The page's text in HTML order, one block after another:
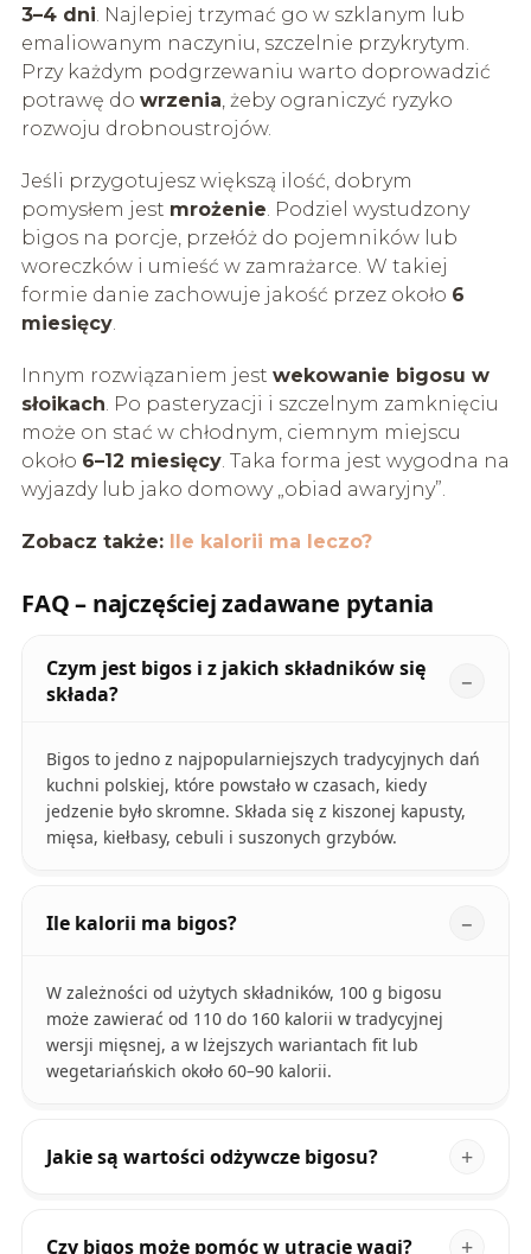
3–4 dni. Najlepiej trzymać go w szklanym lub
emaliowanym naczyniu, szczelnie przykrytym.
Przy każdym podgrzewaniu warto doprowadzić
potrawę do wrzenia, żeby ograniczyć ryzyko
rozwoju drobnoustrojów.
Jeśli przygotujesz większą ilość, dobrym
pomysłem jest mrożenie. Podziel wystudzony
bigos na porcje, przełóż do pojemników lub
woreczków i umieść w zamrażarce. W takiej
formie danie zachowuje jakość przez około 6
miesięcy.
Innym rozwiązaniem jest wekowanie bigosu w
słoikach. Po pasteryzacji i szczelnym zamknięciu
może on stać w chłodnym, ciemnym miejscu
około 6–12 miesięcy. Taka forma jest wygodna na
wyjazdy lub jako domowy „obiad awaryjny”.
Zobacz także: Ile kalorii ma leczo?
FAQ – najczęściej zadawane pytania
Czym jest bigos i z jakich składników się
składa?
Bigos to jedno z najpopularniejszych tradycyjnych dań
kuchni polskiej, które powstało w czasach, kiedy
jedzenie było skromne. Składa się z kiszonej kapusty,
mięsa, kiełbasy, cebuli i suszonych grzybów.
Ile kalorii ma bigos?
W zależności od użytych składników, 100 g bigosu
może zawierać od 110 do 160 kalorii w tradycyjnej
wersji mięsnej, a w lżejszych wariantach fit lub
wegetariańskich około 60–90 kalorii.
Jakie są wartości odżywcze bigosu?
Czy bigos może pomóc w utracie wagi?